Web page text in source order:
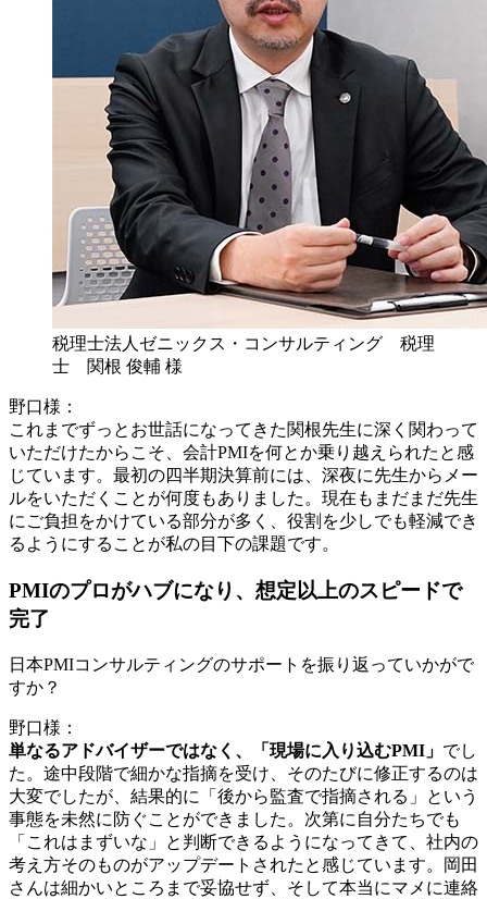
税理士法人ゼニックス・コンサルティング 税理
士 関根 俊輔 様
野口様：
これまでずっとお世話になってきた関根先生に深く関わって
いただけたからこそ、会計PMIを何とか乗り越えられたと感
じています。最初の四半期決算前には、深夜に先生からメー
ルをいただくことが何度もありました。現在もまだまだ先生
にご負担をかけている部分が多く、役割を少しでも軽減でき
るようにすることが私の目下の課題です。
PMIのプロがハブになり、想定以上のスピードで
完了
日本PMIコンサルティングのサポートを振り返っていかがで
すか？
野口様：
単なるアドバイザーではなく、「現場に入り込むPMI」 でし
た。途中段階で細かな指摘を受け、そのたびに修正するのは
大変でしたが、結果的に「後から監査で指摘される」という
事態を未然に防ぐことができました。次第に自分たちでも
「これはまずいな」と判断できるようになってきて、社内の
考え方そのものがアップデートされたと感じています。岡田
さんは細かいところまで妥協せず、そして本当にマメに連絡